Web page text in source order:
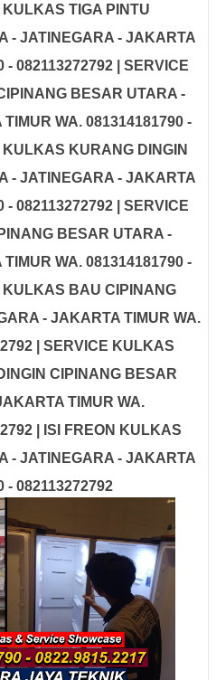
TIGA PINTU
- JATINEGARA - JAKARTA
- 082113272792 | SERVICE
BESAR UTARA -
WA. 081314181790 -
KURANG DINGIN
- JATINEGARA - JAKARTA
- 082113272792 | SERVICE
BESAR UTARA -
WA. 081314181790 -
KULKAS BAU CIPINANG
- JAKARTA TIMUR WA.
| SERVICE KULKAS
CIPINANG BESAR
TIMUR WA.
| ISI FREON KULKAS
- JATINEGARA - JAKARTA
- 082113272792